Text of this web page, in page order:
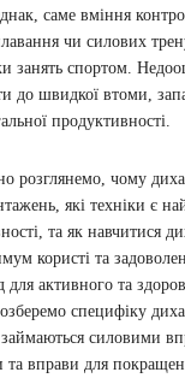
саме вміння
чи силових
занять спортом.
до швидкої втоми,
продуктивності.
розглянемо, чому
які техніки є
та як навчитися
користі та
для активного та
специфіку
займаються силовими
та вправи для